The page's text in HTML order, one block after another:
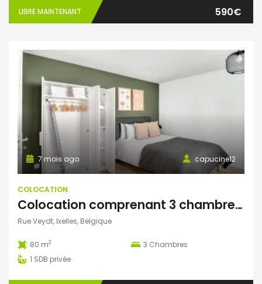
LIBRE MAINTENANT 590€
capucine12
7 mois ago
COLOCATION
Colocation comprenant 3 chambres (1 seule chambre de disponible)
Rue Veydt, Ixelles, Belgique
80 m2 3 Chambres
1 SDB privée